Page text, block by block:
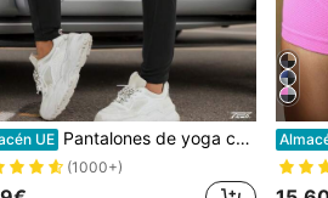
UE Pantalones de yoga con bolsillos, mallas deportivas para mujer, leggings de fitness para actividades al aire libre y yoga, color negro, para primavera
(1000+)